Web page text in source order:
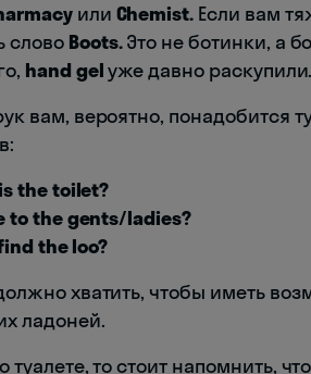
или Chemist. Если вам
слово Boots.Это не ботинки, а
hand gelуже давно раскупили.
вам, вероятно, понадобится
the toilet?
to the gents/ladies?
the loo?
хватить, чтобы иметь
ладоней.
туалете, то стоит напомнить,